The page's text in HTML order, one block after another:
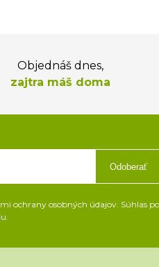
Objednáš dnes,
zajtra máš doma
Odoberať
ochrany osobných údajov. Súhlas